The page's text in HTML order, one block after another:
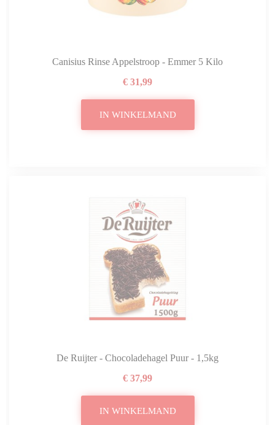
Canisius Rinse Appelstroop - Emmer 5 Kilo
€ 31,99
IN WINKELMAND
De Ruijter - Chocoladehagel Puur - 1,5kg
€ 37,99
IN WINKELMAND